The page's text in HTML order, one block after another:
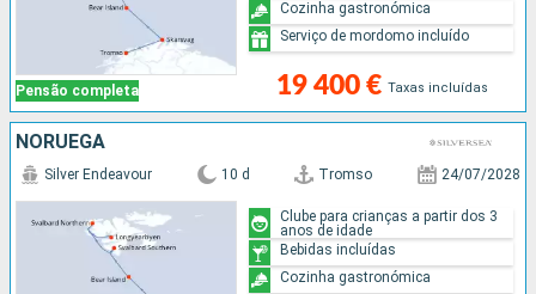
Pensão completa 19 400 € Taxas incluídas
Cozinha gastronómica
Serviço de mordomo incluído
NORUEGA
Silver Endeavour 10 d Tromso 24/07/2028
Clube para crianças a partir dos 3
anos de idade
Bebidas incluídas
Cozinha gastronómica